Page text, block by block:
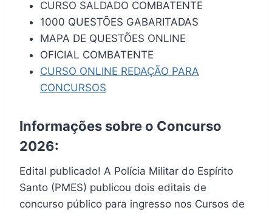
CURSO SALDADO COMBATENTE
1000 QUESTÕES GABARITADAS
MAPA DE QUESTÕES ONLINE
OFICIAL COMBATENTE
CURSO ONLINE REDAÇÃO PARA
CONCURSOS
Informações sobre o Concurso
2026:
Edital publicado! A Polícia Militar do Espírito
Santo (PMES) publicou dois editais de
concurso público para ingresso nos Cursos de